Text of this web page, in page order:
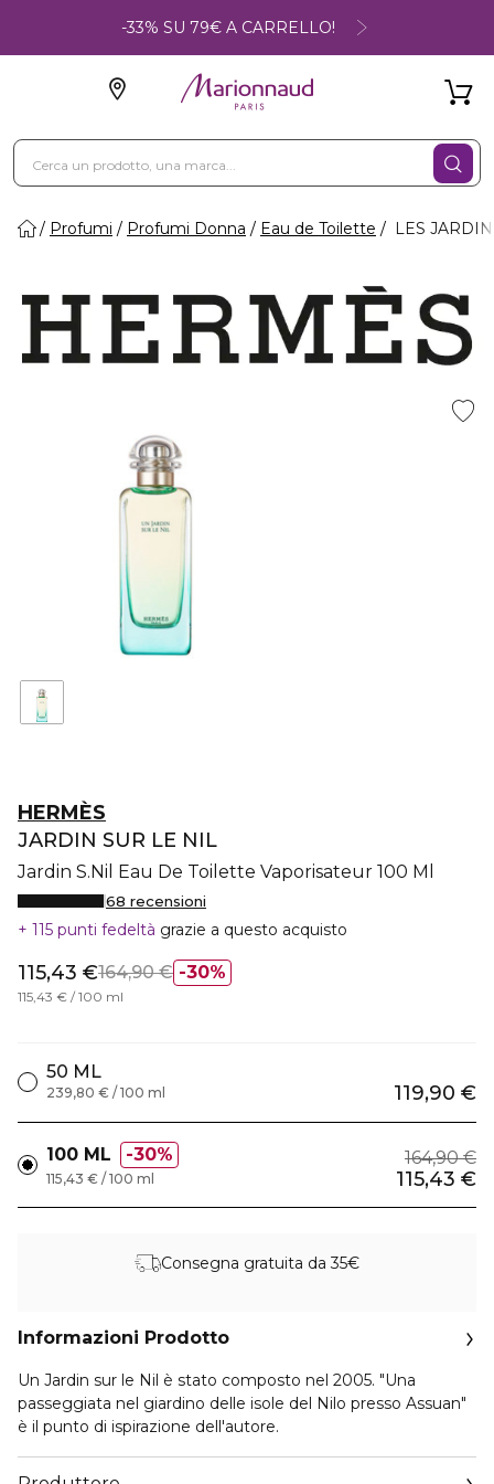
-33% SU 79€ A CARRELLO!
Profumi Profumi Donna Eau de Toilette LES
HERMÈS
JARDIN SUR LE NIL
Jardin S.Nil Eau De Toilette Vaporisateur 100 Ml
68 recensioni
115 punti fedeltà grazie a questo acquisto
30%
115,43 €164,90 €
115,43 € / 100 ml
50 ML
119,90 €
239,80 € / 100 ml
100 ML 30% 164,90 €
115,43 €
115,43 € / 100 ml
Consegna gratuita da 35€
Informazioni Prodotto
Un Jardin sur le Nil è stato composto nel 2005. "Una
passeggiata nel giardino delle isole del Nilo presso Assuan"
è il punto di ispirazione dell'autore.